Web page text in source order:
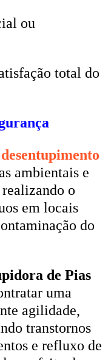
ou
total do
desentupimento
ambientais e
o
em locais
do
de Pias
uma
agilidade,
transtornos
e refluxo de